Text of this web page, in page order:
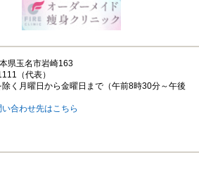
県玉名市岩崎163
（代表）
く月曜日から金曜日まで（午前8時30分～午後
合わせ先はこちら